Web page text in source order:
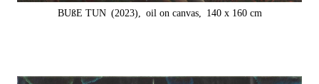
BUßE TUN (2023), oil on canvas, 140 x 160 cm